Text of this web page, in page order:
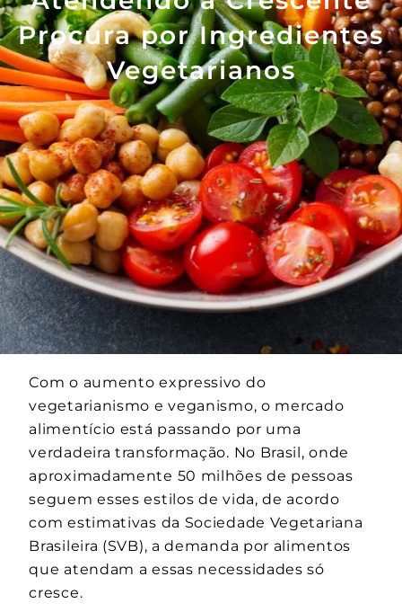
Procura por Ingredientes
Vegetarianos
Com o aumento expressivo do
vegetarianismo e veganismo, o mercado
alimentício está passando por uma
verdadeira transformação. No Brasil, onde
aproximadamente 50 milhões de pessoas
seguem esses estilos de vida, de acordo
com estimativas da Sociedade Vegetariana
Brasileira (SVB), a demanda por alimentos
que atendam a essas necessidades só
cresce.